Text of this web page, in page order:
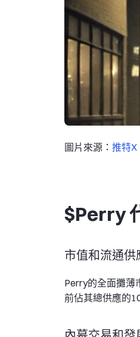
圖片來源： 推特X
$Perry
市值和流通供
Perry的全面攤薄
前佔其總供應的